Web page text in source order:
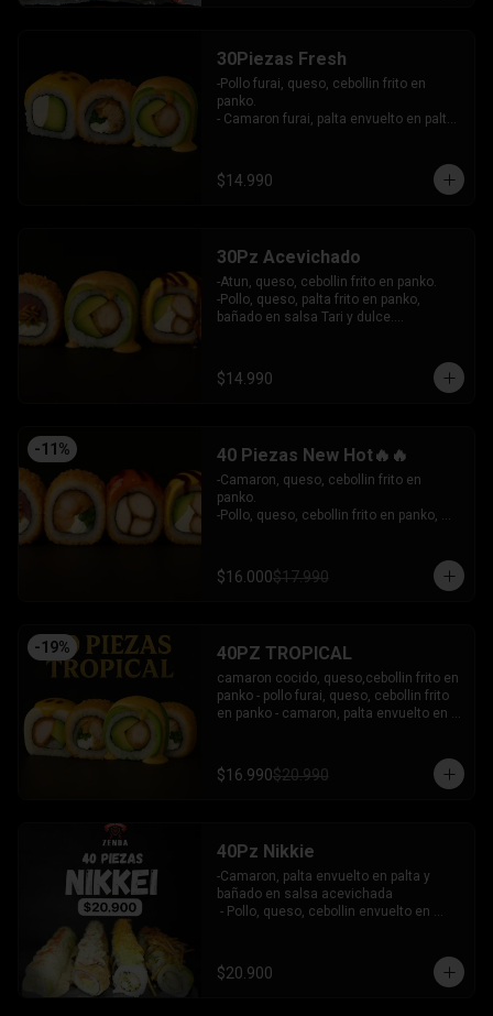
30Piezas Fresh
-Pollo furai, queso, cebollin frito en
panko.
- Camaron furai, palta envuelto en palta
queso y mango, bañado en salsa de
maracuya.
$14.990
30Pz Acevichado
-Atun, queso, cebollin frito en panko.
-Pollo, queso, palta frito en panko,
bañado en salsa Tari y dulce.
INCLUYE: 3 SALSAS - 2 PALITOS
$14.990
-11 % 40 Piezas New Hot🔥🔥
-Camaron, queso, cebollin frito en
panko.
-Pollo, queso, cebollin frito en panko,
bañado en salsa tari y dulce.
-Atun, queso, cebollin frito en panko.
$16.000$17.990
-19% 40PZ TROPICAL
camaron cocido, queso,cebollin frito en
panko - pollo furai, queso, cebollin frito
en panko - camaron, palta envuelto en
bañado en salsa de maracuya
INCLUYE: 3 SALSAS - 2 PALITOS
$16.990$20.990
40Pz Nikkie
-Camaron, palta envuelto en palta y
bañado en salsa acevichada
- Pollo, queso, cebollin envuelto en
guacamole y wantanes fritos
- Salmon, palta envuelto en nori frito en
$20.900